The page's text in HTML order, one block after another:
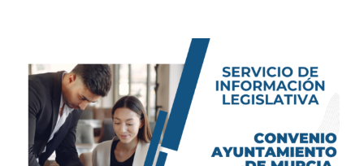
imagen
grande